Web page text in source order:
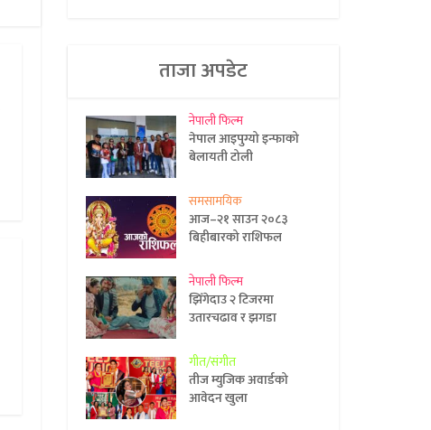
ताजा अपडेट
नेपाली फिल्म
नेपाल आइपुग्यो इन्फाको
बेलायती टोली
समसामयिक
आज–२१ साउन २०८३
बिहीबारको राशिफल
नेपाली फिल्म
झिँगेदाउ २ टिजरमा
उतारचढाव र झगडा
गीत/संगीत
तीज म्युजिक अवार्डको
आवेदन खुला